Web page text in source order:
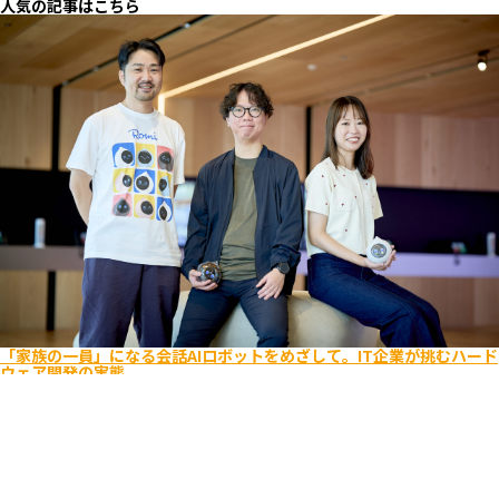
人気の記事はこちら
「家族の一員」になる会話AIロボットをめざして。IT企業が挑むハード
ウェア開発の実態